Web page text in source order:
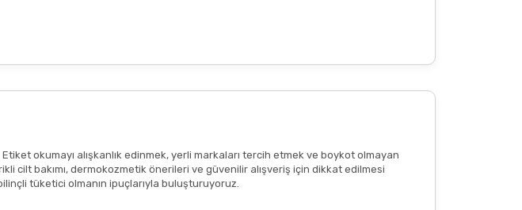
okumayı alışkanlık edinmek, yerli markaları tercih etmek ve boykot olmayan
cilt bakımı, dermokozmetik önerileri ve güvenilir alışveriş için dikkat edilmesi
tüketici olmanın ipuçlarıyla buluşturuyoruz.